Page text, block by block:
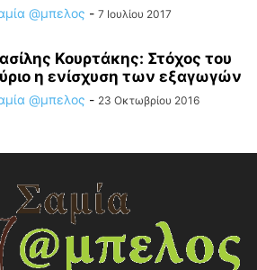
@μπελος - 7 Ιουλίου 2017
Κουρτάκης: Στόχος του
η ενίσχυση των εξαγωγών
@μπελος - 23 Οκτωβρίου 2016